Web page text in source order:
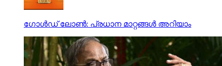
ഗോള്‍ഡ് ലോണ്‍: പ്രധാന മാറ്റങ്ങള്‍ അറിയാം